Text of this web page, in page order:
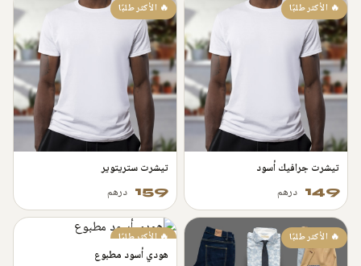
🔥 الأكثر طلبًا
تيشرت جرافيك أسود
149 درهم
🔥 الأكثر طلبًا
تيشرت ستريتوير
159 درهم
🔥 الأكثر طلبًا 🔥 الأكثر طلبًا
هودي أسود مطبوع